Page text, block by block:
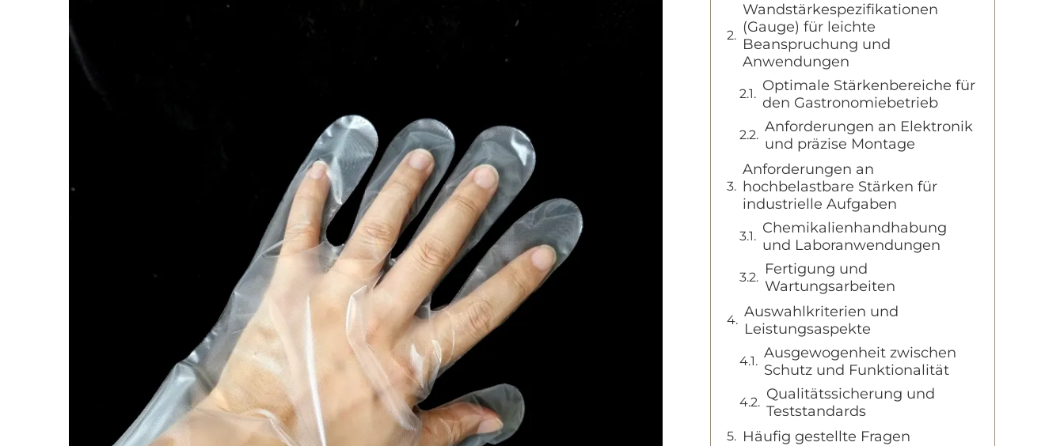
Wandstärkespezifikationen
(Gauge) für leichte
Beanspruchung und
Anwendungen
Optimale Stärkenbereiche für
den Gastronomiebetrieb
Anforderungen an Elektronik
und präzise Montage
Anforderungen an
hochbelastbare Stärken für
industrielle Aufgaben
Chemikalienhandhabung
und Laboranwendungen
Fertigung und
Wartungsarbeiten
Auswahlkriterien und
Leistungsaspekte
Ausgewogenheit zwischen
Schutz und Funktionalität
Qualitätssicherung und
Teststandards
Häufig gestellte Fragen